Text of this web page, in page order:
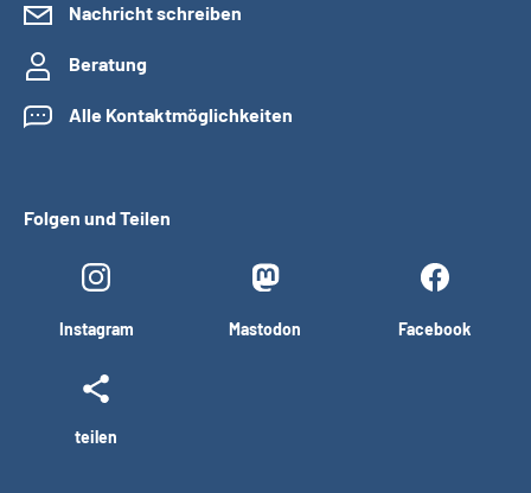
Nachricht schreiben
Beratung
Alle Kontaktmöglichkeiten
Folgen und Teilen
Instagram Mastodon Facebook
teilen